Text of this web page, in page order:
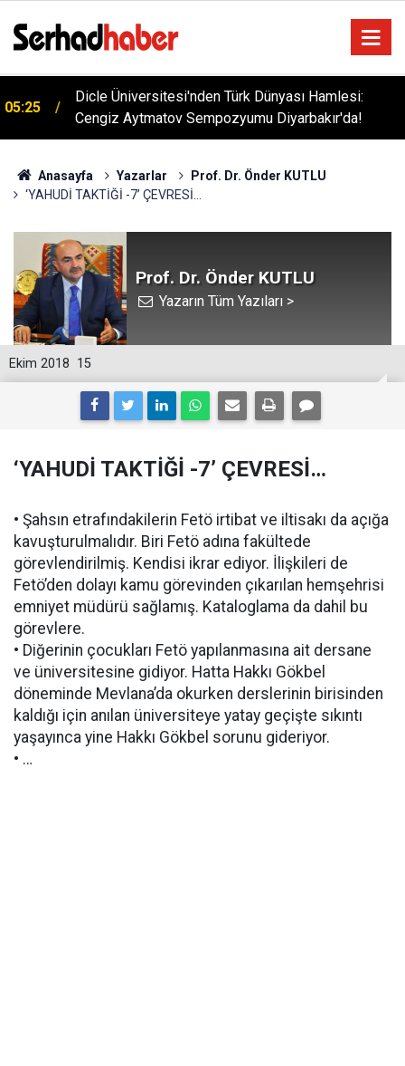
05:25
Dicle Üniversitesi'nden Türk Dünyası Hamlesi:
Cengiz Aytmatov Sempozyumu Diyarbakır'da!
Anasayfa Yazarlar
Prof. Dr. Önder KUTLU
‘YAHUDİ TAKTİĞİ -7’ ÇEVRESİ…
Prof. Dr. Önder KUTLU
Yazarın Tüm Yazıları >
15
Ekim 2018
‘YAHUDİ TAKTİĞİ -7’ ÇEVRESİ…
• Şahsın etrafındakilerin Fetö irtibat ve iltisakı da açığa
kavuşturulmalıdır. Biri Fetö adına fakültede
görevlendirilmiş. Kendisi ikrar ediyor. İlişkileri de
Fetö’den dolayı kamu görevinden çıkarılan hemşehrisi
emniyet müdürü sağlamış. Kataloglama da dahil bu
görevlere.
• Diğerinin çocukları Fetö yapılanmasına ait dersane
ve üniversitesine gidiyor. Hatta Hakkı Gökbel
döneminde Mevlana’da okurken derslerinin birisinden
kaldığı için anılan üniversiteye yatay geçişte sıkıntı
yaşayınca yine Hakkı Gökbel sorunu gideriyor.
• …